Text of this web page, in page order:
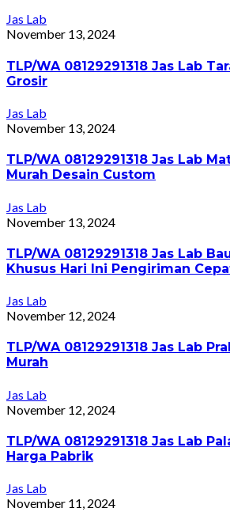
Jas Lab
November 13, 2024
TLP/WA 08129291318 Jas Lab
Grosir
Jas Lab
November 13, 2024
TLP/WA 08129291318 Jas Lab
Murah Desain Custom
Jas Lab
November 13, 2024
TLP/WA 08129291318 Jas Lab
Khusus Hari Ini Pengiriman
Jas Lab
November 12, 2024
TLP/WA 08129291318 Jas Lab
Murah
Jas Lab
November 12, 2024
TLP/WA 08129291318 Jas Lab
Harga Pabrik
Jas Lab
November 11, 2024